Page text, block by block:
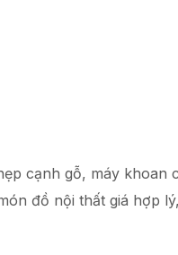
cạnh gỗ, máy khoan
đồ nội thất giá hợp lý